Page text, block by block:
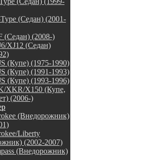
(Седан) (2001-
(Седан) (2008-)
XJ12 (Седан)
(Купе) (1975-1990)
(Купе) (1991-1993)
(Купе) (1993-1996)
XKR/X150 (Купе,
(2006-)
(Внедорожник)
Liberty
(2002-2007)
(Внедорожник)